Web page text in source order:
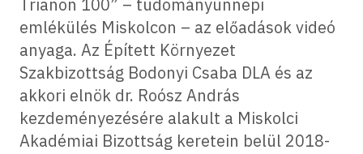
Trianon 100” – tudományünnepi
emlékülés Miskolcon – az előadások videó
anyaga. Az Épített Környezet
Szakbizottság Bodonyi Csaba DLA és az
akkori elnök dr. Roósz András
kezdeményezésére alakult a Miskolci
Akadémiai Bizottság keretein belül 2018-